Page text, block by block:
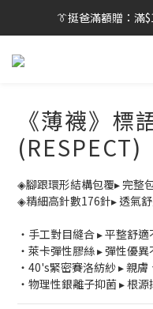
👔挺爸行動：全館
👔挺爸滿額贈：滿
【刷卡/電子支付限定
《薄襪》標
(RESPECT)
◈腳跟環形結構包覆▸ 完整
◈精細高針數176針▸ 透氣
・手工對目縫合 ▸ 平整舒
・萊卡彈性膠絲 ▸ 彈性優
・40's緊密賽洛紡紗 ▸ 親
・物理性銀離子抑菌 ▸ 根